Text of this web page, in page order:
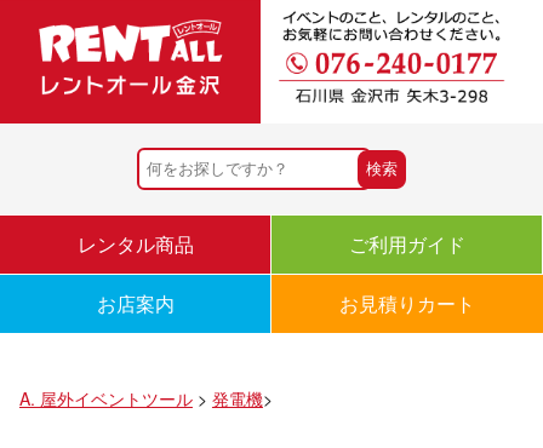
レンタル商品 ご利用ガイド
お店案内 お見積りカート
A. 屋外イベントツール> 発電機>